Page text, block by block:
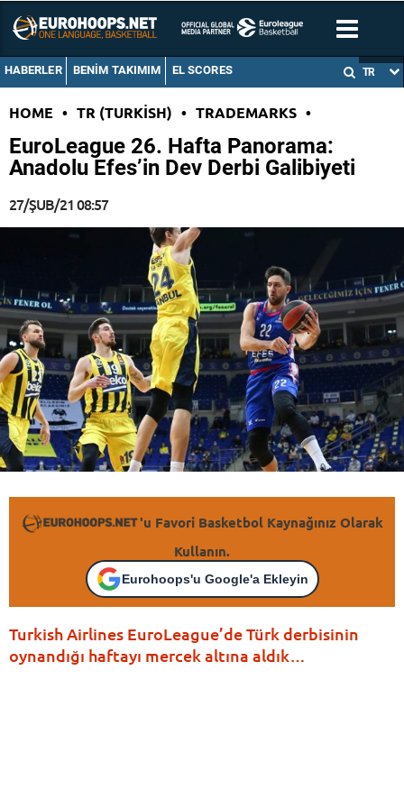
HABERLER BENIM TAKIMIM EL SCORES TR
HOME • TR (TURKISH) • TRADEMARKS •
EuroLeague 26. Hafta Panorama:
Anadolu Efes’in Dev Derbi Galibiyeti
27/ŞUB/21 08:57
'u Favori Basketbol Kaynağınız Olarak
Kullanın.
Eurohoops'u Google'a Ekleyin
Turkish Airlines EuroLeague’de Türk derbisinin
oynandığı haftayı mercek altına aldık…